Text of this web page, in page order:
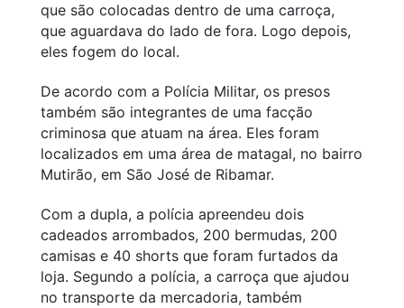
que são colocadas dentro de uma carroça,
que aguardava do lado de fora. Logo depois,
eles fogem do local.
De acordo com a Polícia Militar, os presos
também são integrantes de uma facção
criminosa que atuam na área. Eles foram
localizados em uma área de matagal, no bairro
Mutirão, em São José de Ribamar.
Com a dupla, a polícia apreendeu dois
cadeados arrombados, 200 bermudas, 200
camisas e 40 shorts que foram furtados da
loja. Segundo a polícia, a carroça que ajudou
no transporte da mercadoria, também